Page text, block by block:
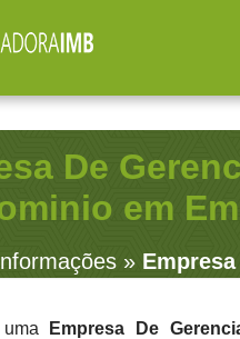
- Sala 38 - Vila Rosalia -
De
em
»
Empresa De